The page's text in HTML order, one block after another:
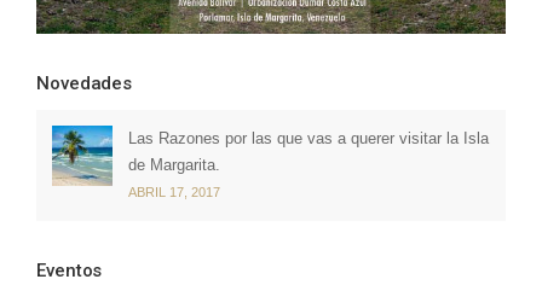
Novedades
Las Razones por las que vas a querer visitar la Isla
de Margarita.
ABRIL 17, 2017
Eventos